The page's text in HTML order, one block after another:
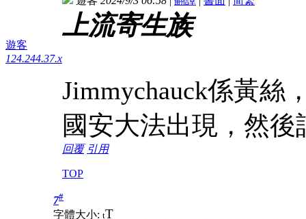
遊客
124.244.37.x
上流寄生族
Jimmychauck係黃絲
國安大法出現，然
回覆 引用
TOP
7#
字體大小: tT